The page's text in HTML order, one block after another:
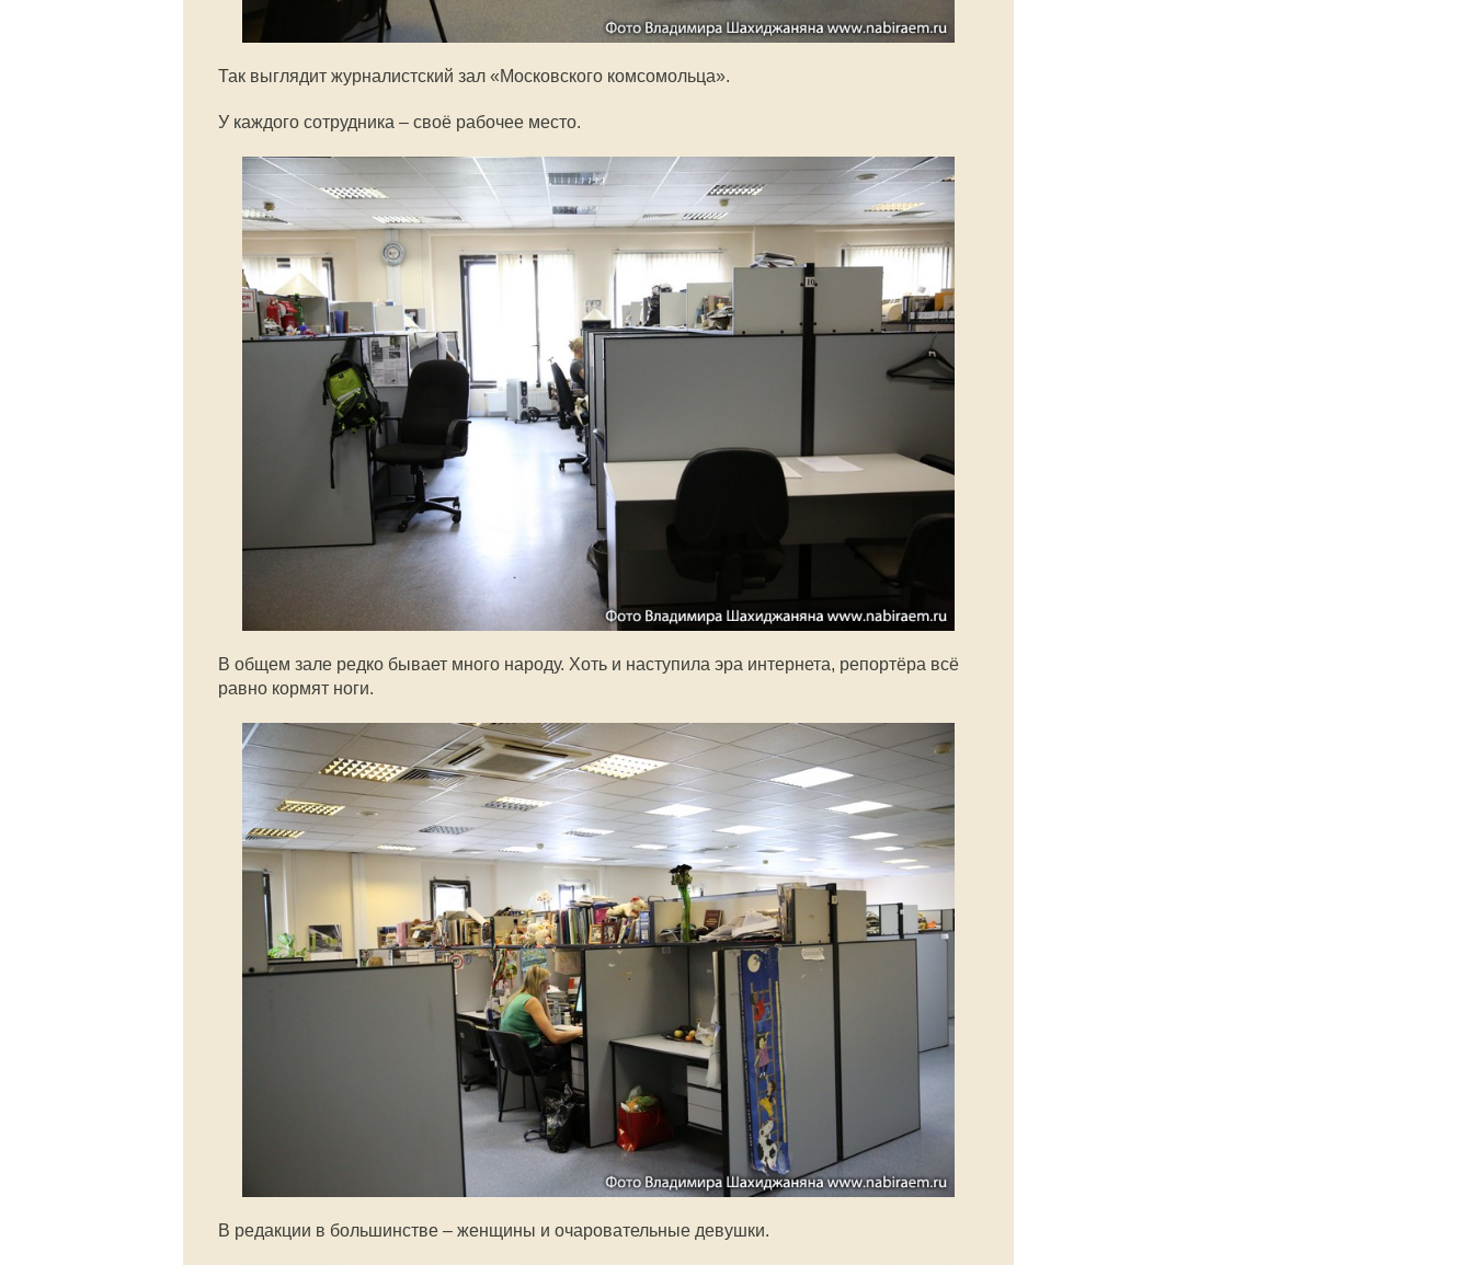
Так выглядит журналистский зал «Московского комсомольца».
У каждого сотрудника – своё рабочее место.
В общем зале редко бывает много народу. Хоть и наступила эра интернета, репортёра всё
равно кормят ноги.
В редакции в большинстве – женщины и очаровательные девушки.